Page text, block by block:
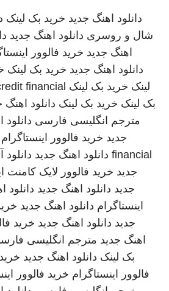
دانلود اهنگ جدید خرید بک لینک
شال و روسری دانلود اهنگ جدید
اهنگ جدید خرید فالوور
دانلود اهنگ جدید خرید بک لینک
لینک خرید بک لینک financial
بک لینک خرید بک لینک دانلود اهنگ
مترجم انگلیسی فارسی
جدید خرید فالوور اینستاگرام
financial دانلود اهنگ جدید
جدید خرید فالوور لایک کامنت
جدید دانلود اهنگ جدید دانلود
اینستاگرام دانلود اهنگ جدید
جدید دانلود اهنگ جدید خرید
اهنگ جدید مترجم انگلیسی
بک لینک دانلود اهنگ جدید
فالوور اینستاگرام خرید فالوور